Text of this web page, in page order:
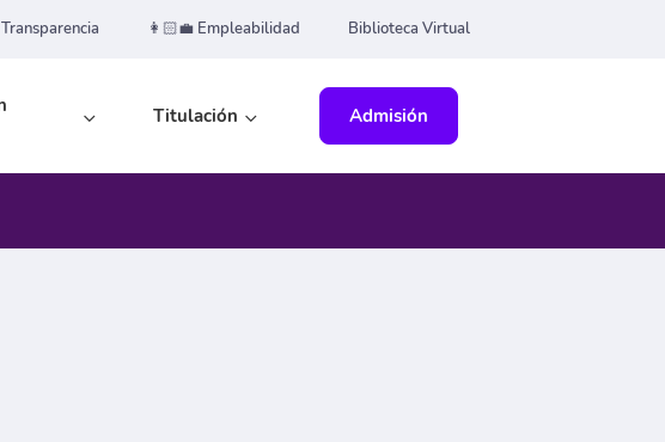
👩🏻‍💼 Empleabilidad Biblioteca Virtual
Titulación Admisión